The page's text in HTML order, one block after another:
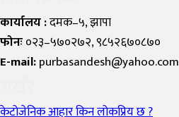
कार्यालय :दमक–५, झापा
फोनः०२३–५७०२७२, ९८५२६७०८७०
E-mail:purbasandesh@yahoo.com
केटोजेनिक आहार किन लोकप्रिय छ ?